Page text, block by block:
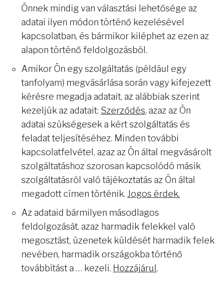
Önnek mindig van választási lehetősége az
adatai ilyen módon történő kezelésével
kapcsolatban, és bármikor kiléphet az ezen az
alapon történő feldolgozásból.
Amikor Ön egy szolgáltatás (például egy
tanfolyam) megvásárlása során vagy kifejezett
kérésre megadja adatait, az alábbiak szerint
kezeljük az adatait: Szerződés, azaz az Ön
adatai szükségesek a kért szolgáltatás és
feladat teljesítéséhez. Minden további
kapcsolatfelvétel, azaz az Ön által megvásárolt
szolgáltatáshoz szorosan kapcsolódó másik
szolgáltatásról való tájékoztatás az Ön által
megadott címen történik. Jogos érdek.
Az adataid bármilyen másodlagos
feldolgozását, azaz harmadik felekkel való
megosztást, üzenetek küldését harmadik felek
nevében, harmadik országokba történő
továbbítást a … kezeli. Hozzájárul .